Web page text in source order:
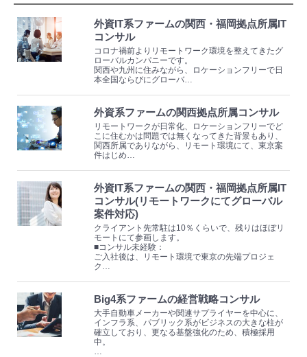
外資IT系ファームの関西・福岡拠点所属IT
コンサル
コロナ禍前よりリモートワーク環境を整えてきたグ
ローバルカンパニーです。
関西や九州に住みながら、ロケーションフリーで日
本全国ならびにグローバ…
外資系ファームの関西拠点所属コンサル
リモートワークが日常化、ロケーションフリーでど
こに住むかは問題では無くなってきた背景もあり、
関西所属でありながら、リモート環境にて、東京案
件はじめ…
外資IT系ファームの関西・福岡拠点所属IT
コンサル(リモートワークにてグローバル
案件対応)
クライアント先常駐は10％くらいで、残りはほぼリ
モートにて参画します。
■コンサル未経験：
ご入社後は、リモート環境で東京の先端プロジェ
ク…
Big4系ファームの経営戦略コンサル
大手自動車メーカーや関連サプライヤーを中心に、
インフラ系、パブリック系がビジネスの大きな柱が
確立しており、更なる基盤強化のため、積極採用
中。
…